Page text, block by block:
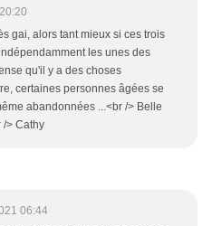
gai, alors tant mieux si ces trois
les unes des
qu'il y a des choses
certaines personnes âgées se
abandonnées ...<br /> Belle
/> Cathy
06:44